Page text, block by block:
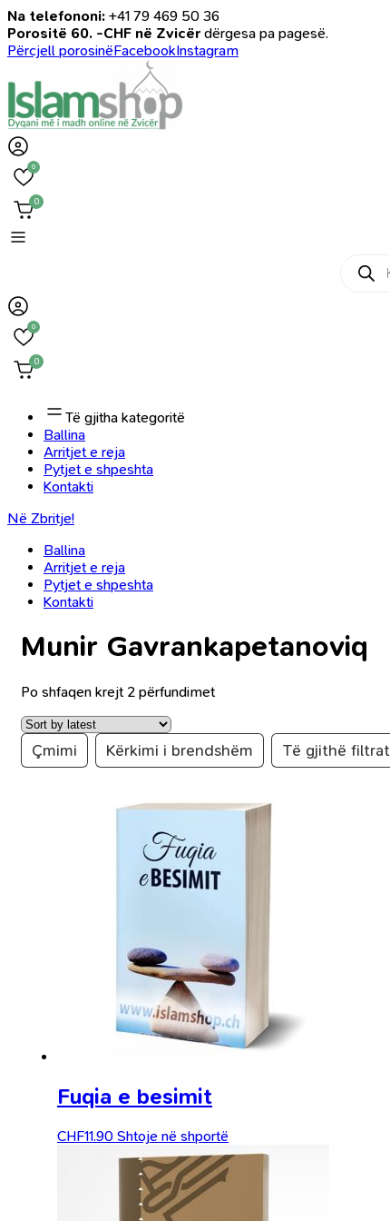
Na telefononi: +41 79 469 50 36
Porositë 60. -CHF në Zvicër dërgesa pa pagesë.
Përcjell porosinëFacebookInstagram
0
0
Products
search
0
0
Të gjitha kategoritë
Ballina
Arritjet e reja
Pytjet e shpeshta
Kontakti
Në Zbritje!
Ballina
Arritjet e reja
Pytjet e shpeshta
Kontakti
Munir Gavrankapetanoviq
Po shfaqen krejt 2 përfundimet
Çmimi Kërkimi i brendshëm Të gjithë filtrat
Fuqia e besimit
CHF11.90 Shtoje në shportë